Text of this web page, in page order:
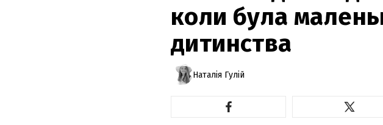
коли була
дитинства
Наталія Гулій